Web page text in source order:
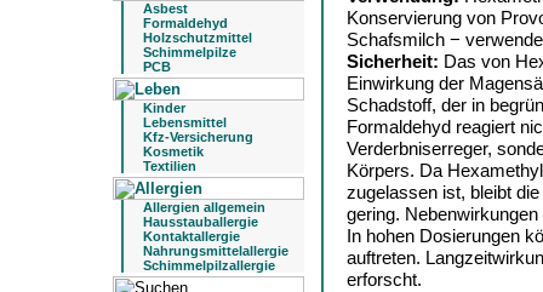
Asbest
Formaldehyd
Holzschutzmittel
Schimmelpilze
PCB
Kinder
Lebensmittel
Kfz-Versicherung
Kosmetik
Textilien
Allergien allgemein
Hausstauballergie
Kontaktallergie
Nahrungsmittelallergie
Schimmelpilzallergie
Konservierung von
Schafsmilch −
Sicherheit: Das von
Einwirkung der
Schadstoff, der in
Formaldehyd reagiert
Verderbniserreger,
Körpers. Da
zugelassen ist, bleibt
gering.
In hohen Dosierungen
auftreten.
erforscht.